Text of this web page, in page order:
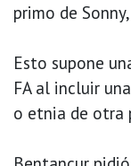
primo de
Esto supone
FA al incluir
o etnia de otra